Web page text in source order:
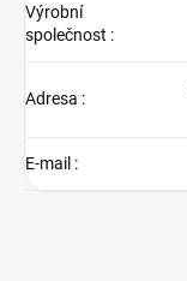
Výrobní
společnost :
Adresa :
E-mail :